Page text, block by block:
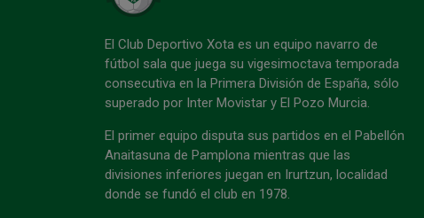
El Club Deportivo Xota es un equipo navarro de
fútbol sala que juega su vigesimoctava temporada
consecutiva en la Primera División de España, sólo
superado por Inter Movistar y El Pozo Murcia.
El primer equipo disputa sus partidos en el Pabellón
Anaitasuna de Pamplona mientras que las
divisiones inferiores juegan en Irurtzun, localidad
donde se fundó el club en 1978.